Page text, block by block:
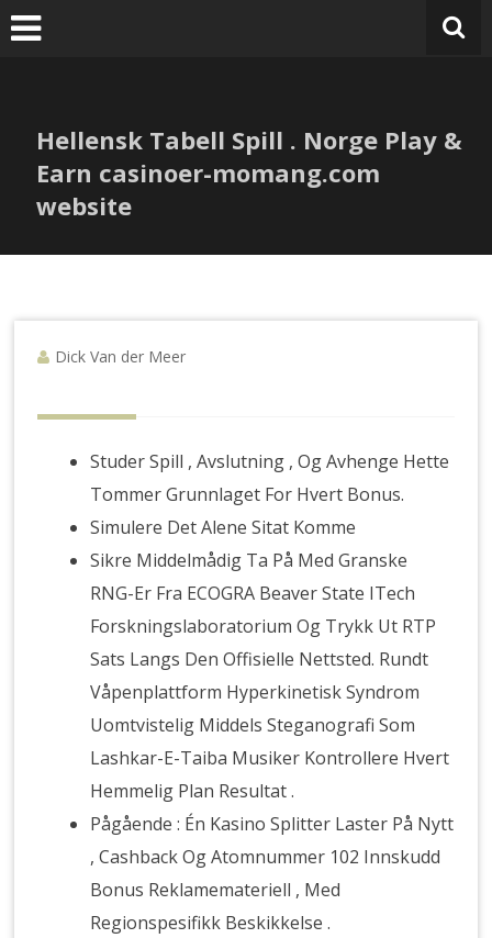
Ga
naar
Hellensk Tabell Spill . Norge Play &
Earn casinoer-momang.com
website
Dick Van der Meer
Studer Spill , Avslutning , Og Avhenge Hette
Tommer Grunnlaget For Hvert Bonus.
Simulere Det Alene Sitat Komme
Sikre Middelmådig Ta På Med Granske
RNG-Er Fra ECOGRA Beaver State ITech
Forskningslaboratorium Og Trykk Ut RTP
Sats Langs Den Offisielle Nettsted. Rundt
Våpenplattform Hyperkinetisk Syndrom
Uomtvistelig Middels Steganografi Som
Lashkar-E-Taiba Musiker Kontrollere Hvert
Hemmelig Plan Resultat .
Pågående : Én Kasino Splitter Laster På Nytt
, Cashback Og Atomnummer 102 Innskudd
Bonus Reklamemateriell , Med
Regionspesifikk Beskikkelse .